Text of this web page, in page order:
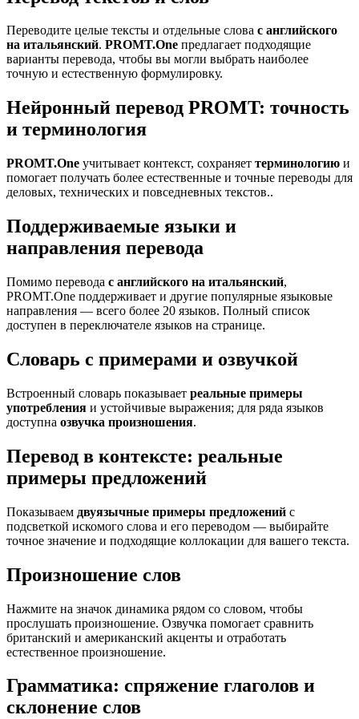
Переводите целые тексты и отдельные слова с английского
на итальянский. PROMT.One предлагает подходящие
варианты перевода, чтобы вы могли выбрать наиболее
точную и естественную формулировку.
Нейронный перевод PROMT: точность
и терминология
PROMT.One учитывает контекст, сохраняет терминологию и
помогает получать более естественные и точные переводы для
деловых, технических и повседневных текстов..
Поддерживаемые языки и
направления перевода
Помимо перевода с английского на итальянский,
PROMT.One поддерживает и другие популярные языковые
направления — всего более 20 языков. Полный список
доступен в переключателе языков на странице.
Словарь с примерами и озвучкой
Встроенный словарь показывает реальные примеры
употребления и устойчивые выражения; для ряда языков
доступна озвучка произношения.
Перевод в контексте: реальные
примеры предложений
Показываем двуязычные примеры предложений с
подсветкой искомого слова и его переводом — выбирайте
точное значение и подходящие коллокации для вашего текста.
Произношение слов
Нажмите на значок динамика рядом со словом, чтобы
прослушать произношение. Озвучка помогает сравнить
британский и американский акценты и отработать
естественное произношение.
Грамматика: спряжение глаголов и
склонение слов